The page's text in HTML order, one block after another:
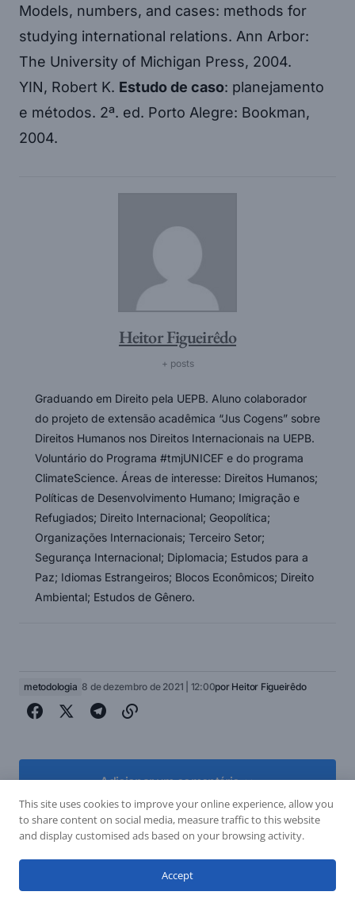
Models, numbers, and cases: methods for
studying international relations. Ann Arbor:
The University of Michigan Press, 2004.
YIN, Robert K. Estudo de caso: planejamento
e métodos. 2ª. ed. Porto Alegre: Bookman,
2004.
Heitor Figueirêdo
+ posts
Graduando em Direito pela UEPB. Aluno colaborador
do projeto de extensão acadêmica “Jus Cogens” sobre
Direitos Humanos nos Direitos Internacionais na UEPB.
Voluntário do Programa #tmjUNICEF e do programa
ClimateScience. Áreas de interesse: Direitos Humanos;
Políticas de Desenvolvimento Humano; Imigração e
Refugiados; Direito Internacional; Geopolítica;
Organizações Internacionais; Terceiro Setor;
Segurança Internacional; Diplomacia; Estudos para a
Paz; Idiomas Estrangeiros; Blocos Econômicos; Direito
Ambiental; Estudos de Gênero.
metodologia 8 de dezembro de 2021 | 12:00por Heitor Figueirêdo
Adicionar um comentário
Adicionar um comentário
Post Anterior
Próximo Post
This site uses cookies to improve your online experience, allow you
to share content on social media, measure traffic to this website
and display customised ads based on your browsing activity.
Accept